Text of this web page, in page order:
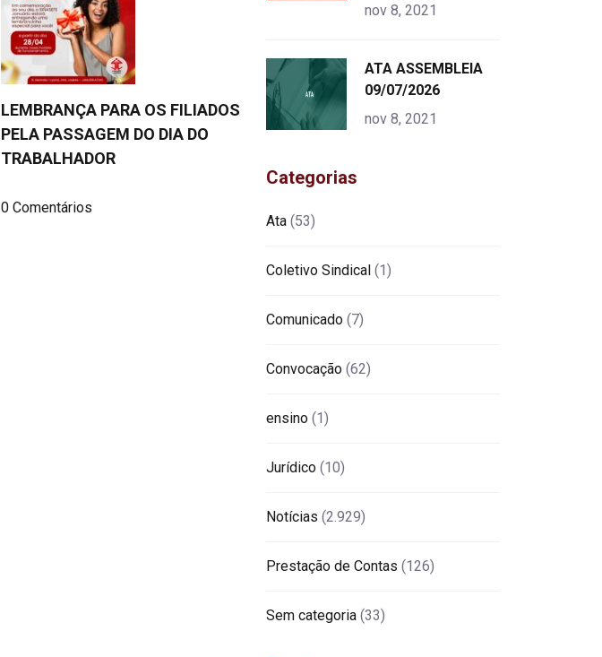
LEMBRANÇA PARA OS FILIADOS
PELA PASSAGEM DO DIA DO
TRABALHADOR
0 Comentários
nov 8, 2021
alt="product">
ATA ASSEMBLEIA
09/07/2026
nov 8, 2021
Categorias
Ata (53)
Coletivo Sindical (1)
Comunicado (7)
Convocação (62)
ensino (1)
Jurídico (10)
Notícias (2.929)
Prestação de Contas (126)
Sem categoria (33)